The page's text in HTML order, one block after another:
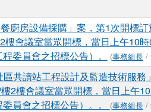
廚房設備採購」案，第1次開標
會議室當眾開標，當日上午10
委員會之招標公告）。
(事務組長/
共讀站工程設計及監造技術服
2樓會議室當眾開標，當日上午10
員會之招標公告）。。
(事務組長/